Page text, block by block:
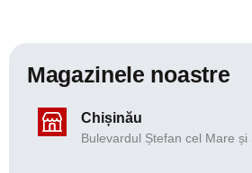
Magazinele noastre
Chișinău
Bulevardul Ștefan cel Mare și